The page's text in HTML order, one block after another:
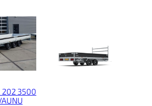
202 3500